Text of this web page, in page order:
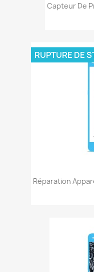
Capteur De
Réparation
RUPTURE DE